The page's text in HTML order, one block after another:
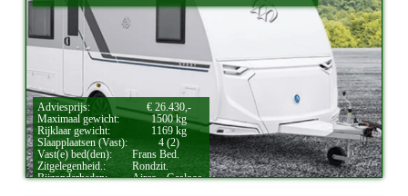
Adviesprijs:
€ 26.430,-
Maximaal gewicht:
1500 kg
Rijklaar gewicht:
1169 kg
Slaapplaatsen (Vast):
4 (2)
Vast(e) bed(den):
Frans Bed.
Zitgelegenheid.:
Rondzit.
Bijzonderheden:
Airco., Gasloos.